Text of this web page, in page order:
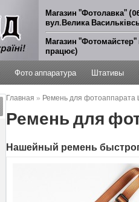
Магазин "Фотолавка"
вул.Велика
Магазин
працює)
Фото аппаратура Штативы
Главная » Ремень для фотоаппарата
Ремень для
Нашейный ремень